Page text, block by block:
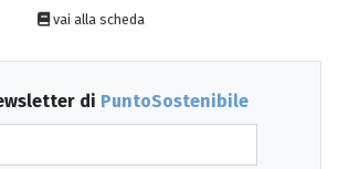
vai alla scheda
di PuntoSostenibile